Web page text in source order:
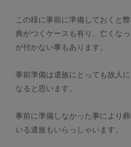
この様に事前に準備しておくと
典がつくケースも有り、亡くな
が付かない事もあります。
事前準備は遺族にとっても故人
なると思います。
事前に準備しなかった事により
いる遺族もいらっしゃいます。